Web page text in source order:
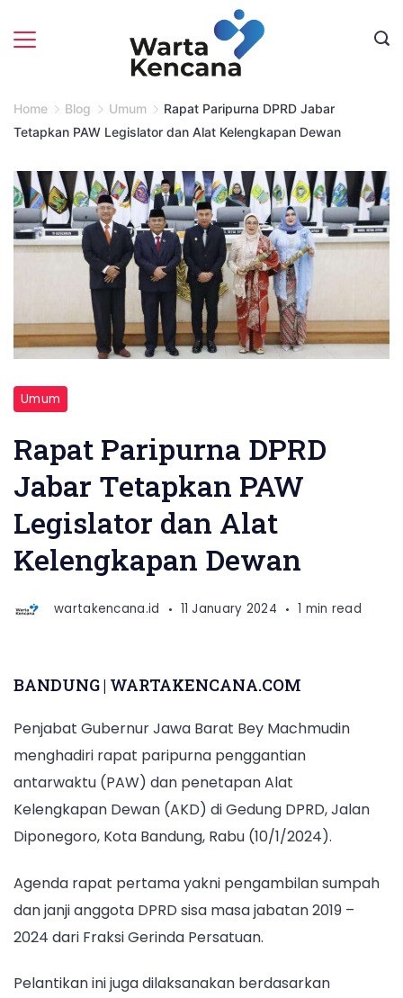
to
Home Blog Umum
Rapat Paripurna DPRD Jabar
Tetapkan PAW Legislator dan Alat Kelengkapan Dewan
Umum
Rapat Paripurna DPRD
Jabar Tetapkan PAW
Legislator dan Alat
Kelengkapan Dewan
wartakencana.id 11 January 2024 1 min read
BANDUNG | WARTAKENCANA.COM
Penjabat Gubernur Jawa Barat Bey Machmudin
menghadiri rapat paripurna penggantian
antarwaktu (PAW) dan penetapan Alat
Kelengkapan Dewan (AKD) di Gedung DPRD, Jalan
Diponegoro, Kota Bandung, Rabu (10/1/2024).
Agenda rapat pertama yakni pengambilan sumpah
dan janji anggota DPRD sisa masa jabatan 2019 –
2024 dari Fraksi Gerinda Persatuan.
Pelantikan ini juga dilaksanakan berdasarkan